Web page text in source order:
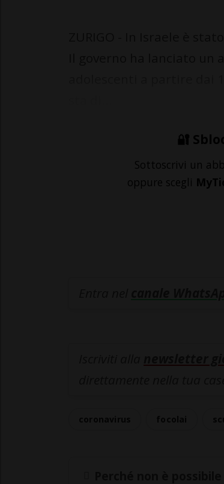
🔐
Sottoscrivi un
oppure scegli